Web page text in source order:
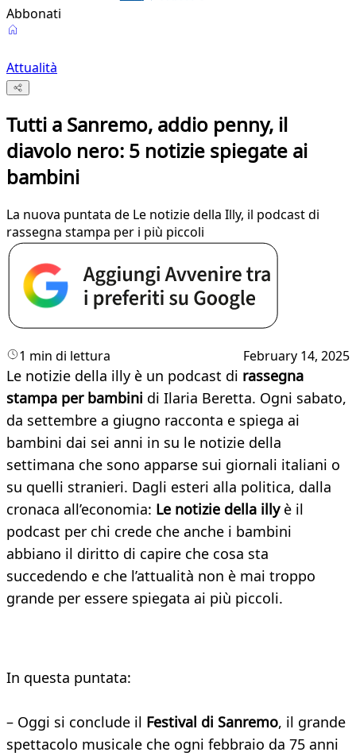
Abbonati
Attualità
Tutti a Sanremo, addio penny, il
diavolo nero: 5 notizie spiegate ai
bambini
La nuova puntata de Le notizie della Illy, il podcast di
rassegna stampa per i più piccoli
1 min di lettura February 14, 2025
Le notizie della illy è un podcast di rassegna
stampa per bambini di Ilaria Beretta. Ogni sabato,
da settembre a giugno racconta e spiega ai
bambini dai sei anni in su le notizie della
settimana che sono apparse sui giornali italiani o
su quelli stranieri. Dagli esteri alla politica, dalla
cronaca all’economia: Le notizie della illy è il
podcast per chi crede che anche i bambini
abbiano il diritto di capire che cosa sta
succedendo e che l’attualità non è mai troppo
grande per essere spiegata ai più piccoli.
In questa puntata:
– Oggi si conclude il Festival di Sanremo, il grande
spettacolo musicale che ogni febbraio da 75 anni